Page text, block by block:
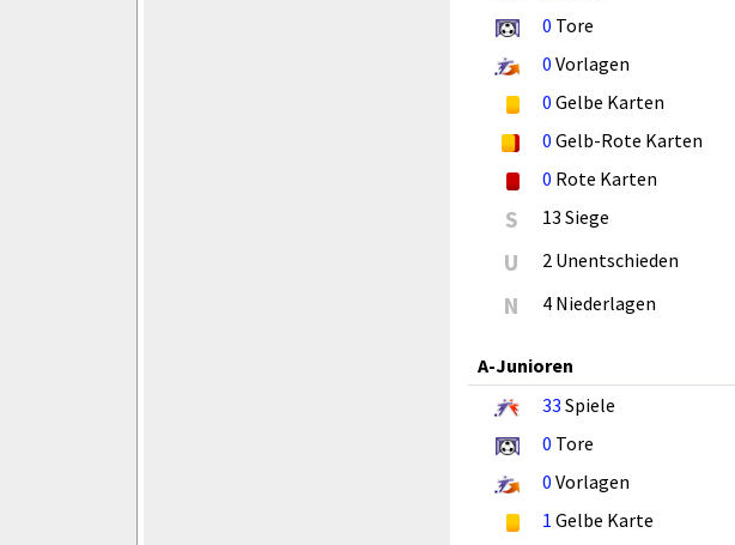
0 Tore
0 Vorlagen
0 Gelbe Karten
0 Gelb-Rote Karten
0 Rote Karten
S 13 Siege
U 2 Unentschieden
N 4 Niederlagen
A-Junioren
33 Spiele
0 Tore
0 Vorlagen
1 Gelbe Karte